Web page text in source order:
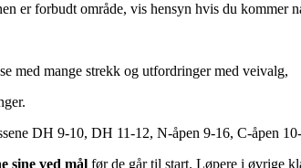
er forbudt område, vis hensyn hvis du kommer
med mange strekk og utfordringer med veivalg,
DH 9-10, DH 11-12, N-åpen 9-16, C-åpen
sine ved mål før de går til start. Løpere i øvrige